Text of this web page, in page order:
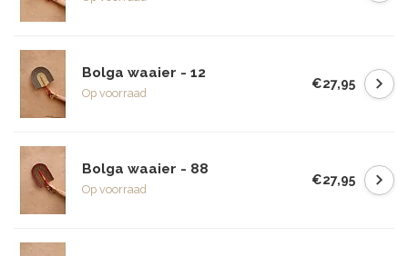
Bolga waaier - 12
Op voorraad
€27,95
Bolga waaier - 88
Op voorraad
€27,95